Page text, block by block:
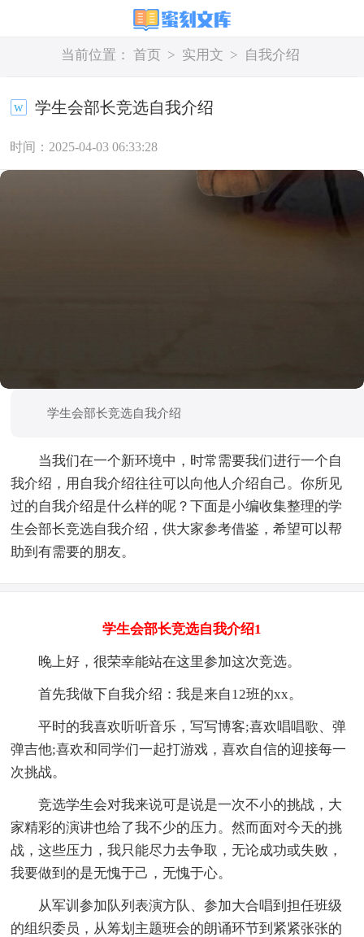
当前位置： 首页 > 实用文 > 自我介绍
学生会部长竞选自我介绍
时间：2025-04-03 06:33:28
学生会部长竞选自我介绍
当我们在一个新环境中，时常需要我们进行一个自
我介绍，用自我介绍往往可以向他人介绍自己。你所见
过的自我介绍是什么样的呢？下面是小编收集整理的学
生会部长竞选自我介绍，供大家参考借鉴，希望可以帮
助到有需要的朋友。
学生会部长竞选自我介绍1
晚上好，很荣幸能站在这里参加这次竞选。
首先我做下自我介绍：我是来自12班的xx。
平时的我喜欢听听音乐，写写博客;喜欢唱唱歌、弹
弹吉他;喜欢和同学们一起打游戏，喜欢自信的迎接每一
次挑战。
竞选学生会对我来说可是说是一次不小的挑战，大
家精彩的演讲也给了我不少的压力。然而面对今天的挑
战，这些压力，我只能尽力去争取，无论成功或失败，
我要做到的是无愧于己，无愧于心。
从军训参加队列表演方队、参加大合唱到担任班级
的组织委员，从筹划主题班会的朗诵环节到紧紧张张的